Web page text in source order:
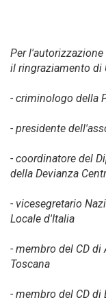
Per
il ringraziamento di
- criminologo della
- presidente
- coordinatore del
della Devianza
- vicesegretario
Locale d'Italia
- membro del CD
Toscana
- membro del CD di